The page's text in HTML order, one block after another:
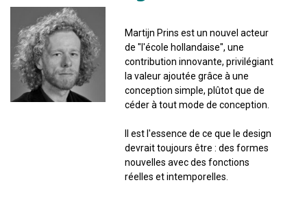
Martijn Prins est un nouvel acteur
de "l'école hollandaise", une
contribution innovante, privilégiant
la valeur ajoutée grâce à une
conception simple, plûtot que de
céder à tout mode de conception.
Il est l'essence de ce que le design
devrait toujours être : des formes
nouvelles avec des fonctions
réelles et intemporelles.